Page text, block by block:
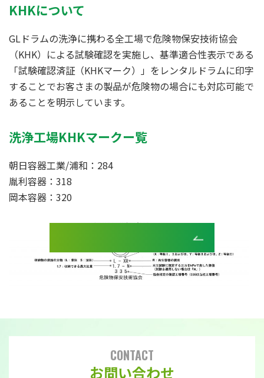
KHKについて
GLドラムの洗浄に携わる全工場で危険物保安技術協会
（KHK）による試験確認を実施し、基準適合性表示である
「試験確認済証（KHKマーク）」をレンタルドラムに印字
することでお客さまの製品が危険物の場合にも対応可能で
あることを明示しています。
洗浄工場KHKマークー覧
朝日容器工業/浦和：284
胤利容器：318
岡本容器：320
CONTACT
お問い合わせ